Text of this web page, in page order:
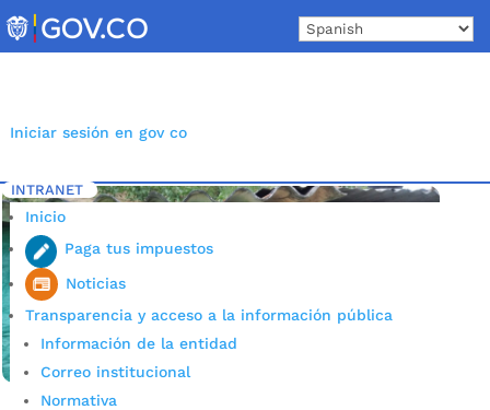
to
content
Iniciar sesión en gov co
INTRANET
Inicio
Paga tus impuestos
Noticias
Transparencia y acceso a la información pública
Información de la entidad
Correo institucional
Normativa
Inicio 5 Etiqueta: Pollos semicriollos